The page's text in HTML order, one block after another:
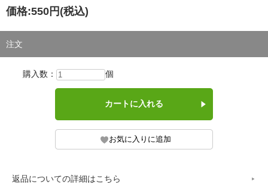
価格:550円 (税込)
注文
購入数： 個
返品についての詳細はこちら